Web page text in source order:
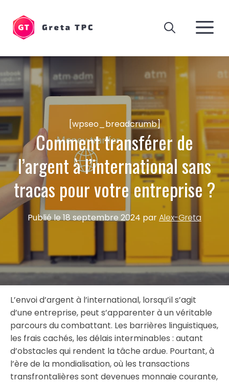
contenu
[wpseo_breadcrumb]
Comment transférer de
l’argent à l’international sans
tracas pour votre entreprise ?
Publié le18 septembre 2024 parAlex-Greta
L’envoi d’argent à l’international, lorsqu’il s’agit
d’une entreprise, peut s’apparenter à un véritable
parcours du combattant. Les barrières linguistiques,
les frais cachés, les délais interminables : autant
d’obstacles qui rendent la tâche ardue. Pourtant, à
l’ère de la mondialisation, où les transactions
transfrontalières sont devenues monnaie courante,